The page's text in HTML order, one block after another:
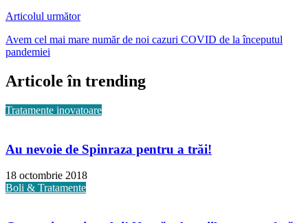
Articolul următor
Avem cel mai mare număr de noi cazuri COVID de la începutul
pandemiei
Articole în trending
Tratamente inovatoare
Au nevoie de Spinraza pentru a trăi!
18 octombrie 2018
Boli & Tratamente